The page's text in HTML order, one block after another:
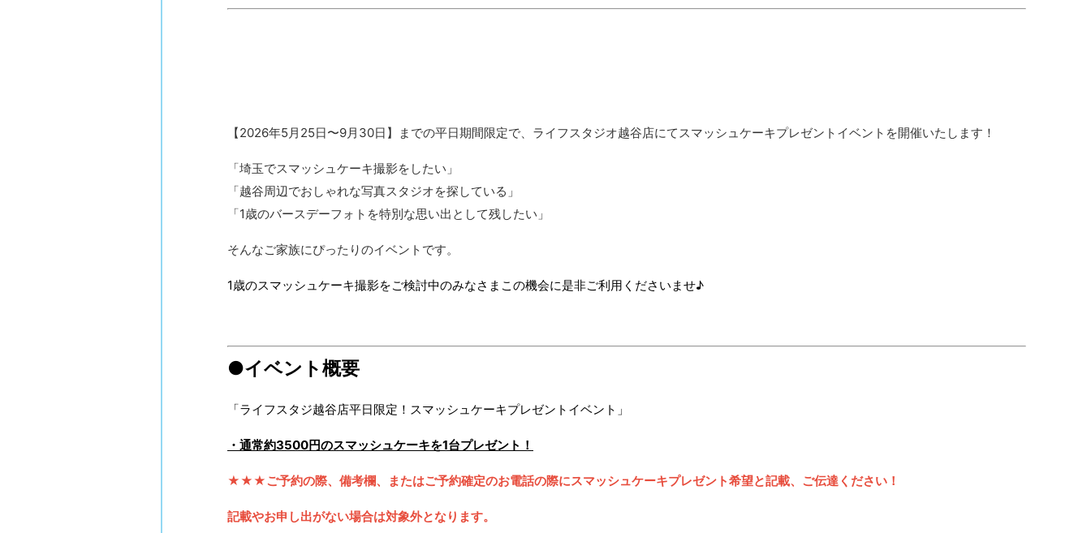
【2026年5月25日〜9月30日】までの平日期間限定で、ライフスタジオ越谷店にてスマッシュケーキプレゼントイベントを開催いたします！
「埼玉でスマッシュケーキ撮影をしたい」
「越谷周辺でおしゃれな写真スタジオを探している」
「1歳のバースデーフォトを特別な思い出として残したい」
そんなご家族にぴったりのイベントです。
1歳のスマッシュケーキ撮影をご検討中のみなさまこの機会に是非ご利用くださいませ♪
●イベント概要
「ライフスタジ越谷店平日限定！スマッシュケーキプレゼントイベント」
・通常約3500円のスマッシュケーキを1台プレゼント！
★★★ご予約の際、備考欄、またはご予約確定のお電話の際にスマッシュケーキプレゼント希望と記載、ご伝達ください！
記載やお申し出がない場合は対象外となります。